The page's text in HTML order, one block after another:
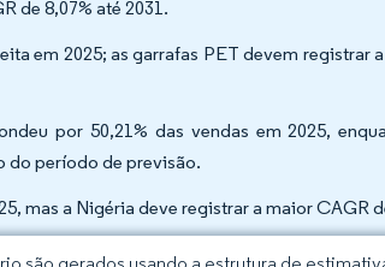
de 8,07% até 2031.
em 2025; as garrafas PET devem registrar
por 50,21% das vendas em 2025,
do período de previsão.
mas a Nigéria deve registrar a maior CAGR